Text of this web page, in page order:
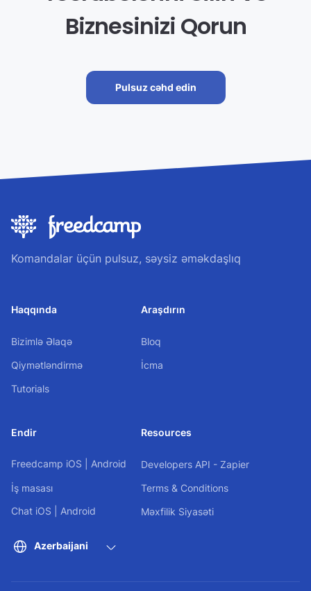
Biznesinizi Qorun
Pulsuz cəhd edin
Komandalar üçün pulsuz, səysiz əməkdaşlıq
Haqqında
Bizimlə Əlaqə
Qiymətləndirmə
Tutorials
Araşdırın
Bloq
İcma
Endir
Freedcamp iOS Android
İş masası
Chat iOS Android
Resources
Developers API - Zapier
Terms & Conditions
Məxfilik Siyasəti
Azerbaijani